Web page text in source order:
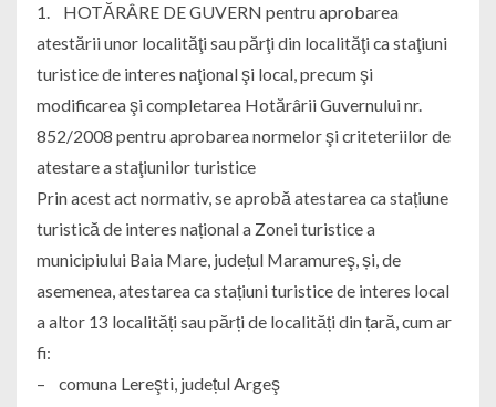
1. HOTĂRÂRE DE GUVERN pentru aprobarea
atestării unor localităţi sau părţi din localităţi ca staţiuni
turistice de interes naţional şi local, precum şi
modificarea şi completarea Hotărârii Guvernului nr.
852/2008 pentru aprobarea normelor şi criteteriilor de
atestare a staţiunilor turistice
Prin acest act normativ, se aprobă atestarea ca stațiune
turistică de interes național a Zonei turistice a
municipiului Baia Mare, județul Maramureş, și, de
asemenea, atestarea ca stațiuni turistice de interes local
a altor 13 localități sau părți de localități din țară, cum ar
fi:
– comuna Lereşti, județul Argeş